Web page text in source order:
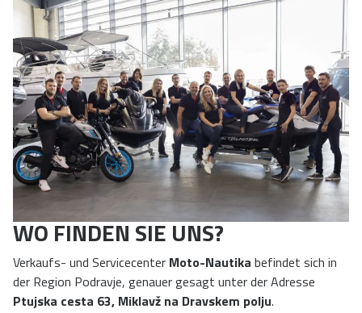
WO FINDEN SIE UNS?
Verkaufs- und Servicecenter Moto-Nautika befindet sich in
der Region Podravje, genauer gesagt unter der Adresse
Ptujska cesta 63, Miklavž na Dravskem polju.